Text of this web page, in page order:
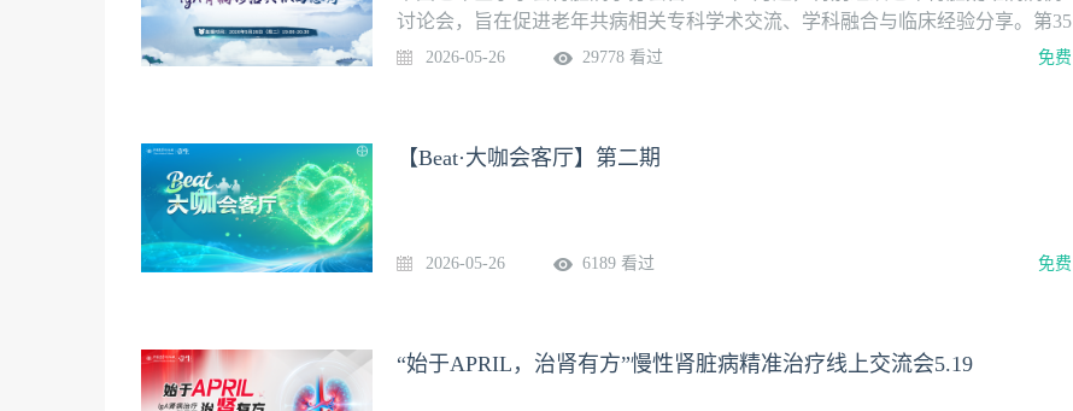
讨论会，旨在促进老年共病相关专科学术交流、学科融合与临床经验分享。第35
期病例讨论将于2026年5月26日晚7:00-8:30，贵州省人民医院肾内科查艳教授团
2026-05-26 29778 看过 免费
【Beat·大咖会客厅】第二期
2026-05-26 6189 看过 免费
“始于APRIL，治肾有方”慢性肾脏病精准治疗线上交流会5.19